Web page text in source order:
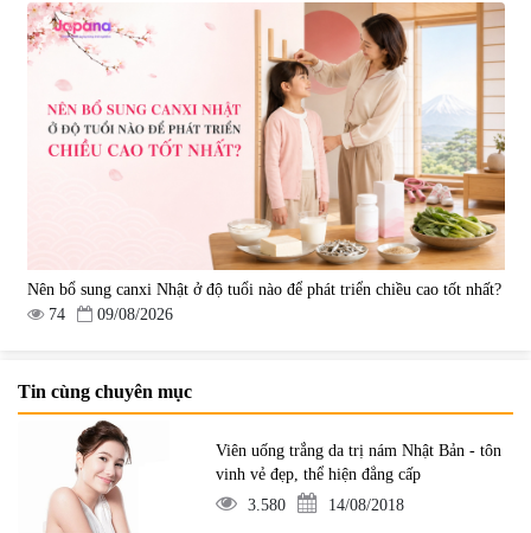
Nên bổ sung canxi Nhật ở độ tuổi nào để phát triển chiều cao tốt nhất?
74
09/08/2026
Tin cùng chuyên mục
Viên uống trắng da trị nám Nhật Bản - tôn
vinh vẻ đẹp, thể hiện đẳng cấp
3.580
14/08/2018